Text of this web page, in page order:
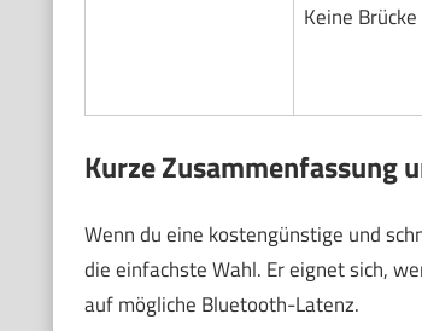
Keine
Kurze Zusammenfassung
Wenn du eine kostengünstige und
die einfachste Wahl. Er eignet sich,
auf mögliche Bluetooth-Latenz.